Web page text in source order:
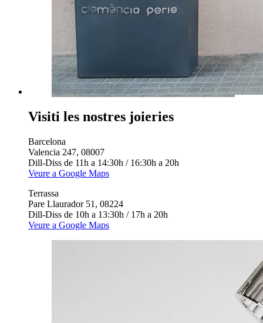
Visiti les nostres joieries
Barcelona
Valencia 247, 08007
Dill-Diss de 11h a 14:30h / 16:30h a 20h
Veure a Google Maps
Terrassa
Pare Llaurador 51, 08224
Dill-Diss de 10h a 13:30h / 17h a 20h
Veure a Google Maps